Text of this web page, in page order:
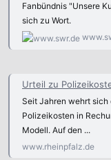
Fanbündnis "Unsere
sich zu Wort.
Urteil zu Polizeikosten: Die
Seit Jahren wehrt sich
Polizeikosten in
Modell. Auf den ...
www.rheinpfalz.de